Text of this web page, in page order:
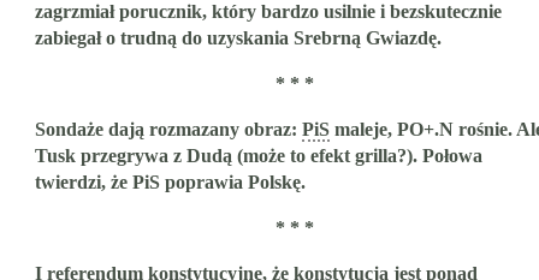
zagrzmiał porucznik, który bardzo usilnie i bezskutecznie
zabiegał o trudną do uzyskania Srebrną Gwiazdę.
* * *
Sondaże dają rozmazany obraz: PiS maleje, PO+.N rośnie.
Tusk przegrywa z Dudą (może to efekt grilla?). Połowa
twierdzi, że PiS poprawia Polskę.
* * *
I referendum konstytucyjne, że konstytucja jest ponad